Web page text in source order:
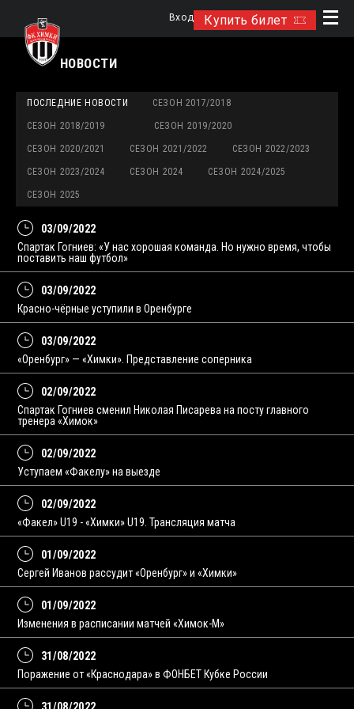
Купить билет
Вход
НОВОСТИ
ПОСЛЕДНИЕ НОВОСТИ СЕЗОН 2017/2018
СЕЗОН 2018/2019 СЕЗОН 2019/2020
СЕЗОН 2020/2021 СЕЗОН 2021/2022 СЕЗОН 2022/2023
СЕЗОН 2023/2024 СЕЗОН 2024 СЕЗОН 2024/2025
СЕЗОН 2025
03/09/2022
Спартак Гогниев: «У нас хорошая команда. Но нужно время, чтобы
поставить наш футбол»
03/09/2022
Красно-чёрные уступили в Оренбурге
03/09/2022
«Оренбург» — «Химки». Представление соперника
02/09/2022
Спартак Гогниев сменил Николая Писарева на посту главного
тренера «Химок»
02/09/2022
Уступаем «Факелу» на выезде
02/09/2022
«Факел» U19 - «Химки» U19. Трансляция матча
01/09/2022
Сергей Иванов рассудит «Оренбург» и «Химки»
01/09/2022
Изменения в расписании матчей «Химок-М»
31/08/2022
Поражение от «Краснодара» в ФОНБЕТ Кубке России